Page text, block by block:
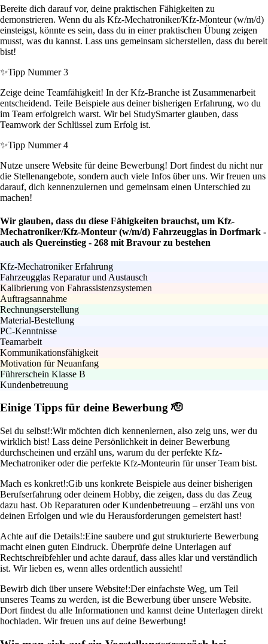
Bereite dich darauf vor, deine praktischen Fähigkeiten zu
demonstrieren. Wenn du als Kfz-Mechatroniker/Kfz-Monteur (w/m/d)
einsteigst, könnte es sein, dass du in einer praktischen Übung zeigen
musst, was du kannst. Lass uns gemeinsam sicherstellen, dass du bereit
bist!
✨Tipp Nummer 3
Zeige deine Teamfähigkeit! In der Kfz-Branche ist Zusammenarbeit
entscheidend. Teile Beispiele aus deiner bisherigen Erfahrung, wo du
im Team erfolgreich warst. Wir bei StudySmarter glauben, dass
Teamwork der Schlüssel zum Erfolg ist.
✨Tipp Nummer 4
Nutze unsere Website für deine Bewerbung! Dort findest du nicht nur
die Stellenangebote, sondern auch viele Infos über uns. Wir freuen uns
darauf, dich kennenzulernen und gemeinsam einen Unterschied zu
machen!
Wir glauben, dass du diese Fähigkeiten brauchst, um Kfz-
Mechatroniker/Kfz-Monteur (w/m/d) Fahrzeugglas in Dorfmark -
auch als Quereinstieg - 268 mit Bravour zu bestehen
Kfz-Mechatroniker Erfahrung
Fahrzeugglas Reparatur und Austausch
Kalibrierung von Fahrassistenzsystemen
Auftragsannahme
Rechnungserstellung
Material-Bestellung
PC-Kenntnisse
Teamarbeit
Kommunikationsfähigkeit
Motivation für Neuanfang
Führerschein Klasse B
Kundenbetreuung
Einige Tipps für deine Bewerbung 🫡
Sei du selbst!:Wir möchten dich kennenlernen, also zeig uns, wer du
wirklich bist! Lass deine Persönlichkeit in deiner Bewerbung
durchscheinen und erzähl uns, warum du der perfekte Kfz-
Mechatroniker oder die perfekte Kfz-Monteurin für unser Team bist.
Mach es konkret!:Gib uns konkrete Beispiele aus deiner bisherigen
Berufserfahrung oder deinem Hobby, die zeigen, dass du das Zeug
dazu hast. Ob Reparaturen oder Kundenbetreuung – erzähl uns von
deinen Erfolgen und wie du Herausforderungen gemeistert hast!
Achte auf die Details!:Eine saubere und gut strukturierte Bewerbung
macht einen guten Eindruck. Überprüfe deine Unterlagen auf
Rechtschreibfehler und achte darauf, dass alles klar und verständlich
ist. Wir lieben es, wenn alles ordentlich aussieht!
Bewirb dich über unsere Website!:Der einfachste Weg, um Teil
unseres Teams zu werden, ist die Bewerbung über unsere Website.
Dort findest du alle Informationen und kannst deine Unterlagen direkt
hochladen. Wir freuen uns auf deine Bewerbung!